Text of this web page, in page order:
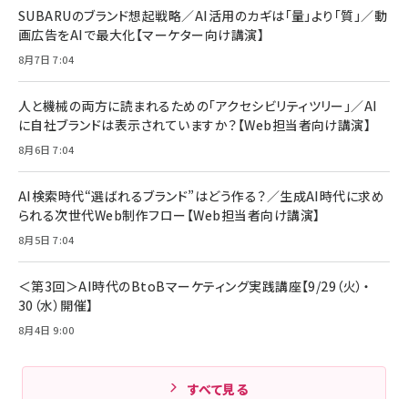
SUBARUのブランド想起戦略／AI活用のカギは「量」より「質」／動
画広告をAIで最大化【マーケター向け講演】
8月7日 7:04
人と機械の両方に読まれるための「アクセシビリティツリー」／AI
に自社ブランドは表示されていますか？【Web担当者向け講演】
8月6日 7:04
AI検索時代“選ばれるブランド”はどう作る？／生成AI時代に求め
られる次世代Web制作フロー【Web担当者向け講演】
8月5日 7:04
＜第3回＞AI時代のBtoBマーケティング実践講座【9/29（火）・
30（水）開催】
8月4日 9:00
すべて見る